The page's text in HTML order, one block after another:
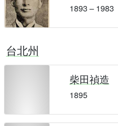
1893 – 1983
台北州
柴田禎造
1895